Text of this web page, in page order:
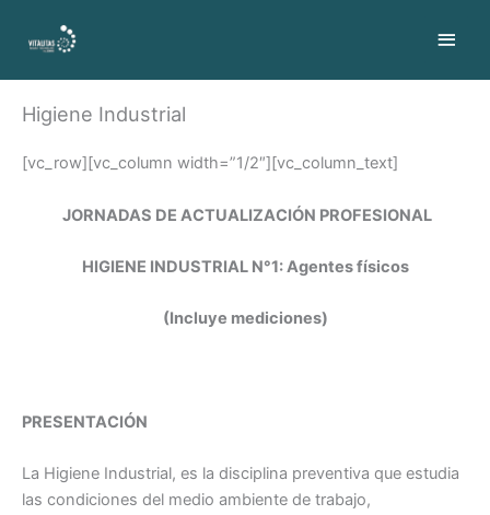
Higiene Industrial
[vc_row][vc_column width=”1/2″][vc_column_text]
JORNADAS DE ACTUALIZACIÓN PROFESIONAL
HIGIENE INDUSTRIAL N°1: Agentes físicos
(Incluye mediciones)
PRESENTACIÓN
La Higiene Industrial, es la disciplina preventiva que estudia
las condiciones del medio ambiente de trabajo,